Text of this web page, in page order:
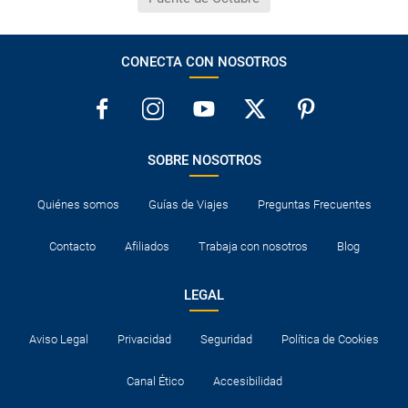
CONECTA CON NOSOTROS
SOBRE NOSOTROS
Quiénes somos Guías de Viajes Preguntas Frecuentes
Contacto Afiliados Trabaja con nosotros Blog
LEGAL
Aviso Legal Privacidad Seguridad Política de Cookies
Canal Ético Accesibilidad